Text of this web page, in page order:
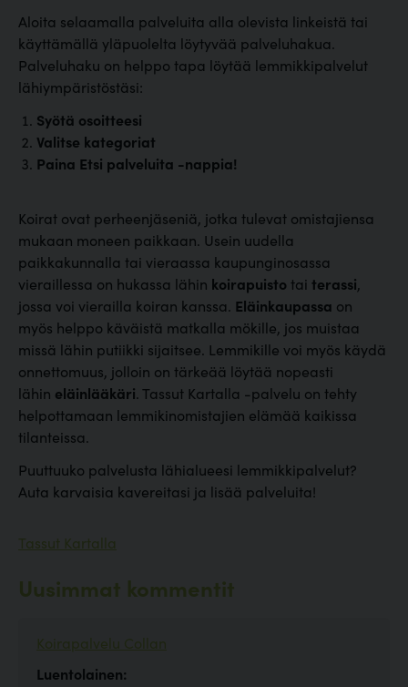
Aloita selaamalla palveluita alla olevista linkeistä tai
käyttämällä yläpuolelta löytyvää palveluhakua.
Palveluhaku on helppo tapa löytää lemmikkipalvelut
lähiympäristöstäsi:
Syötä osoitteesi
Valitse kategoriat
Paina Etsi palveluita -nappia!
Koirat ovat perheenjäseniä, jotka tulevat omistajiensa
mukaan moneen paikkaan. Usein uudella
paikkakunnalla tai vieraassa kaupunginosassa
vieraillessa on hukassa lähin koirapuisto tai terassi,
jossa voi vierailla koiran kanssa. Eläinkaupassa on
myös helppo käväistä matkalla mökille, jos muistaa
missä lähin putiikki sijaitsee. Lemmikille voi myös käydä
onnettomuus, jolloin on tärkeää löytää nopeasti
lähin eläinlääkäri. Tassut Kartalla -palvelu on tehty
helpottamaan lemmikinomistajien elämää kaikissa
tilanteissa.
Puuttuuko palvelusta lähialueesi lemmikkipalvelut?
Auta karvaisia kavereitasi ja lisää palveluita!
Tassut Kartalla
Uusimmat kommentit
Koirapalvelu Collan
Luentolainen: